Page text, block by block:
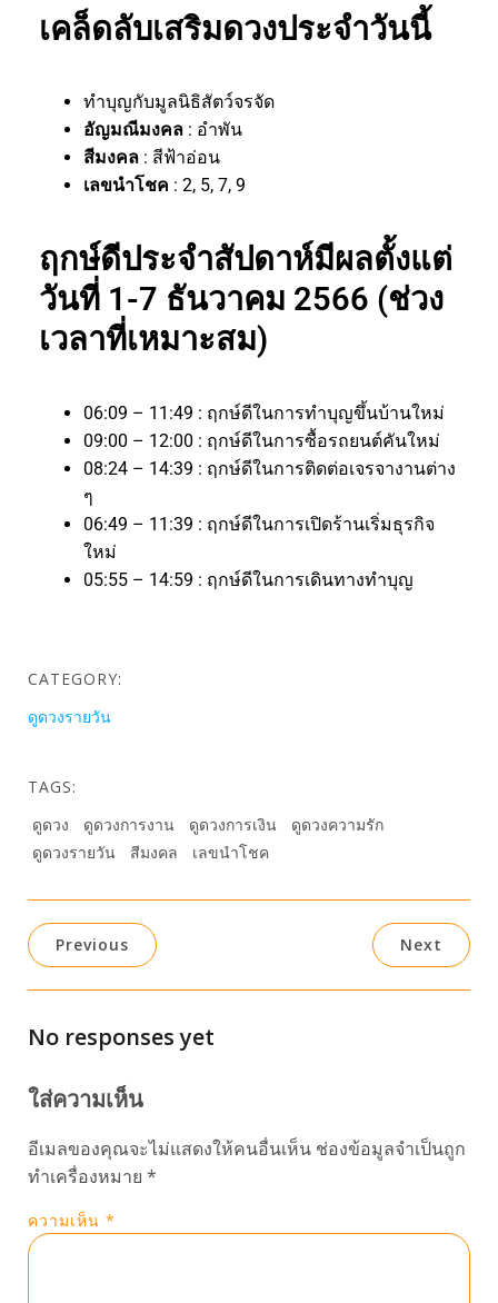
เคล็ดลับเสริมดวงประจำวันนี้
ทำบุญกับมูลนิธิสัตว์จรจัด
อัญมณีมงคล : อำพัน
สีมงคล : สีฟ้าอ่อน
เลขนำโชค : 2, 5, 7, 9
ฤกษ์ดีประจำสัปดาห์มีผลตั้งแต่
วันที่ 1-7 ธันวาคม 2566 (ช่วง
เวลาที่เหมาะสม)
06:09 – 11:49 : ฤกษ์ดีในการทำบุญขึ้นบ้านใหม่
09:00 – 12:00 : ฤกษ์ดีในการซื้อรถยนต์คันใหม่
08:24 – 14:39 : ฤกษ์ดีในการติดต่อเจรจางานต่าง
ๆ
06:49 – 11:39 : ฤกษ์ดีในการเปิดร้านเริ่มธุรกิจ
ใหม่
05:55 – 14:59 : ฤกษ์ดีในการเดินทางทำบุญ
CATEGORY:
ดูดวงรายวัน
TAGS:
ดูดวง
ดูดวงการงาน ดูดวงการเงิน
ดูดวงความรัก
ดูดวงรายวัน
สีมงคล เลขนำโชค
Previous Next
No responses yet
ใส่ความเห็น
อีเมลของคุณจะไม่แสดงให้คนอื่นเห็น ช่องข้อมูลจำเป็นถูก
ทำเครื่องหมาย *
ความเห็น *